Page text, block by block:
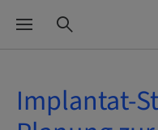
Implantat-